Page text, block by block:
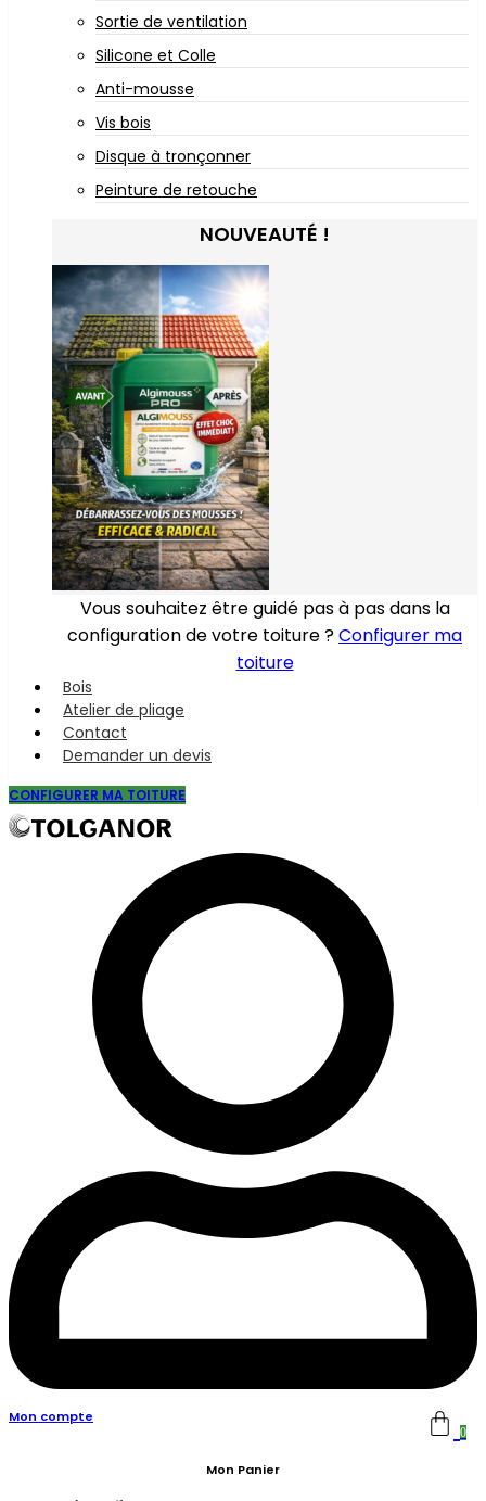
Sortie de ventilation
Silicone et Colle
Anti-mousse
Vis bois
Disque à tronçonner
Peinture de retouche
NOUVEAUTÉ !
Vous souhaitez être guidé pas à pas dans la
configuration de votre toiture ?Configurer ma
toiture
Bois
Atelier de pliage
Contact
Demander un devis
CONFIGURER MA TOITURE
Mon compte
0
Mon Panier